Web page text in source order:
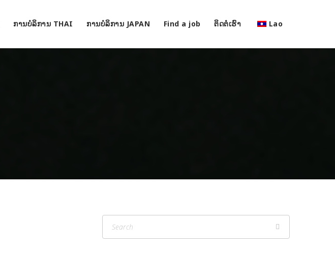
ການບໍລິການ THAI ການບໍລິການ JAPAN Find a job ຕິດຕໍ່ເຮົາ Lao